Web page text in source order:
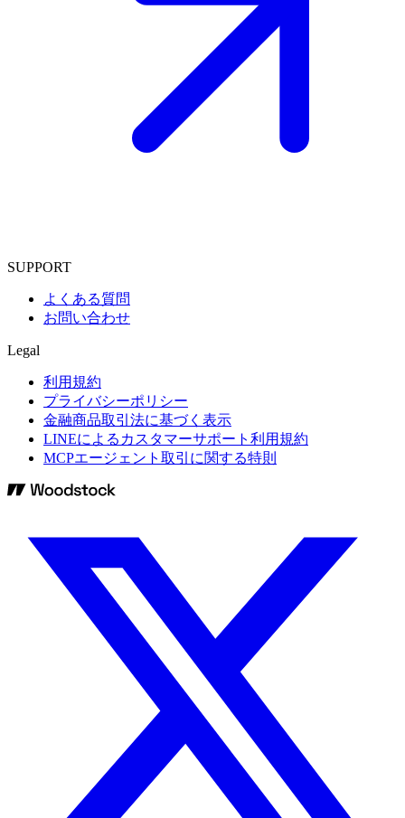
SUPPORT
よくある質問
お問い合わせ
Legal
利用規約
プライバシーポリシー
金融商品取引法に基づく表示
LINEによるカスタマーサポート利用規約
MCPエージェント取引に関する特則